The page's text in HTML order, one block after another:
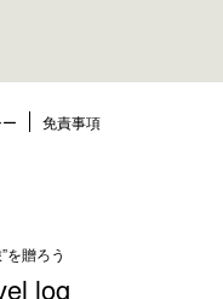
免責事項
贈ろう
log